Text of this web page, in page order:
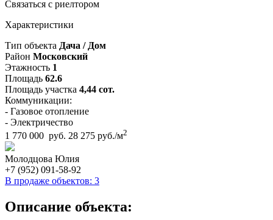
Связаться с риелтором
Характеристики
Тип объекта Дача / Дом
Район Московский
Этажность 1
Площадь 62.6
Площадь участка 4,44 сот.
Коммуникации:
- Газовое отопление
- Электричество
1 770 000 руб. 28 275 руб./м2
Молодцова Юлия
+7 (952) 091-58-92
В продаже объектов: 3
Описание объекта: